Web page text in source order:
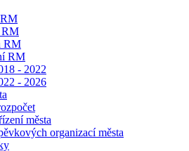
RM
RM
RM
- 2022
- 2026
města
organizací města